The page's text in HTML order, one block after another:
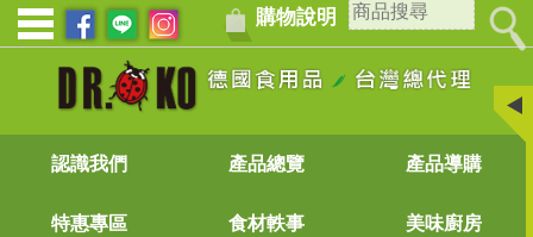
購物說明
認識我們 產品總覽 產品導購
特惠專區 食材軼事 美味廚房